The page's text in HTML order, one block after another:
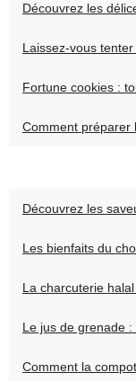
Découvrez les
Laissez-vous
Fortune cookies :
Comment préparer
Découvrez les
Les bienfaits du
La charcuterie
Le jus de grenade :
Comment la